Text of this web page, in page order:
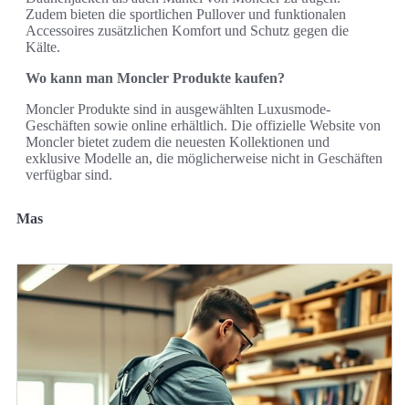
Zudem bieten die sportlichen Pullover und funktionalen
Accessoires zusätzlichen Komfort und Schutz gegen die
Kälte.
Wo kann man Moncler Produkte kaufen?
Moncler Produkte sind in ausgewählten Luxusmode-
Geschäften sowie online erhältlich. Die offizielle Website von
Moncler bietet zudem die neuesten Kollektionen und
exklusive Modelle an, die möglicherweise nicht in Geschäften
verfügbar sind.
Mas